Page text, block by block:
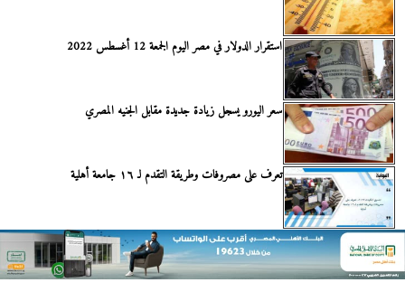
استقرار الدولار في مصر اليوم الجمعة 12 أغسطس 2022
سعر اليورو يسجل زيادة جديدة مقابل الجنيه المصري
تعرف على مصروفات وطريقة التقدم لـ ١٦ جامعة أهلية